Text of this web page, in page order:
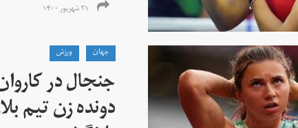
۲۱ شهریور ۱۴۰۰
جهان ورزش
جنجال در
دونده زن تیم